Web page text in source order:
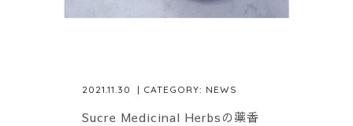
2021.11.30 | CATEGORY: NEWS
Sucre Medicinal Herbsの薬香